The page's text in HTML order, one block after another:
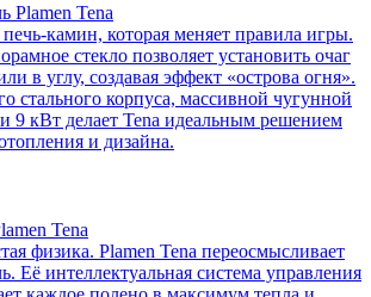
Plamen Tena
камин, которая меняет правила игры.
стекло позволяет установить очаг
в углу, создавая эффект «острова огня».
стального корпуса, массивной чугунной
9 кВт делает Tena идеальным решением
и дизайна.
Tena
физика. Plamen Tena переосмысливает
Её интеллектуальная система управления